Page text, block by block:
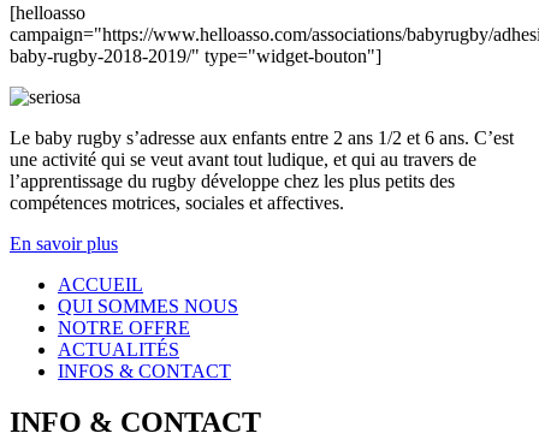
[helloasso
campaign="https://www.helloasso.com/associations/babyrugby/
baby-rugby-2018-2019/" type="widget-bouton"]
Le baby rugby s’adresse aux enfants entre 2 ans 1/2 et 6 ans. C’est
une activité qui se veut avant tout ludique, et qui au travers de
l’apprentissage du rugby développe chez les plus petits des
compétences motrices, sociales et affectives.
En savoir plus
ACCUEIL
QUI SOMMES NOUS
NOTRE OFFRE
ACTUALITÉS
INFOS & CONTACT
INFO & CONTACT